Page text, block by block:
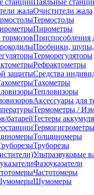
Паяльные
Очистители жала
Термостолы
Пирометры
Приспособления
Пробники,
Терморегуляторы
Рефрактометры
Средства
Тахометры
Тепловизоры
Аксессуары для
Термометры /
Тестеры
Толщиномеры
Труборезы
Ультразвуковые
Фазоуказатели
Частотомеры
Шумомеры